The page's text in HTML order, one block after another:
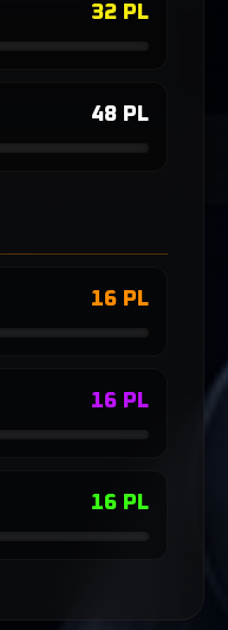
32 PL
48 PL
16 PL
16 PL
16 PL